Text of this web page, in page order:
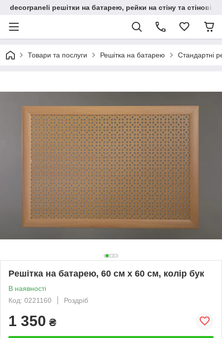
decorpaneli решітки на батарею, рейки на стіну та стінові
Товари та послуги Решітка на батарею Стандартні
Решітка на батарею, 60 см х 60 см, колір бук
В наявності
Код: 0221160
Роздріб
1 350 ₴